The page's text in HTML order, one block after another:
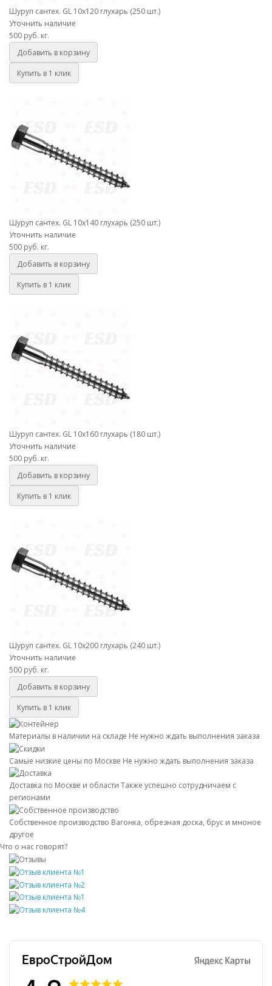
Шуруп сантех. GL 10х120 глухарь (250 шт.)
Уточнить наличие
500 руб. кг.
Добавить в корзину
Купить в 1 клик
Шуруп сантех. GL 10х140 глухарь (250 шт.)
Уточнить наличие
500 руб. кг.
Добавить в корзину
Купить в 1 клик
Шуруп сантех. GL 10х160 глухарь (180 шт.)
Уточнить наличие
500 руб. кг.
Добавить в корзину
Купить в 1 клик
Шуруп сантех. GL 10х200 глухарь (240 шт.)
Уточнить наличие
500 руб. кг.
Добавить в корзину
Купить в 1 клик
Материалы в наличии на складе Не нужно ждать выполнения заказа
Самые низкие цены по Москве Не нужно ждать выполнения заказа
Доставка по Москве и области Также успешно сотрудничаем с
регионами
Собственное производство Вагонка, обрезная доска, брус и мноное
другое
Что о нас говорят?